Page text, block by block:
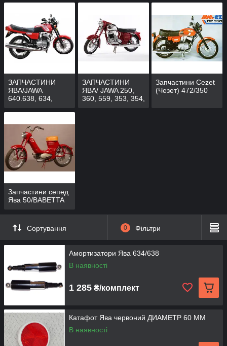
ЗАПЧАСТИНИ
ЯВА/JAWA
640.638, 634,
ЗАПЧАСТИНИ
ЯВА/ JAWA 250,
360, 559, 353, 354,
Запчастини Cezet
(Чезет) 472/350
Запчастини сепед
Ява 50/BABETTA
Сортування 0 Фільтри
Амортизатори Ява 634/638
В наявності
1 285 ₴/комплект
Катафот Ява червоний ДИАМЕТР 60 ММ
В наявності